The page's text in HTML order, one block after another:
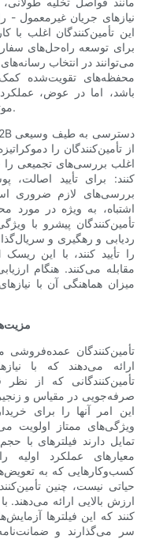
نیازهای جریان غیرمعمول -
این تأمین‌کنندگان اغلب با
می‌توانند در انتخاب
محفظه‌های تقویت‌شده کمک
باشد، اما در عوض،
موتور در کاربردهای دشوار جلوگیری می‌کند.
از تأمین‌کنندگان را
اغلب بررسی‌های تجمیعی را
کنند: برای تأیید
بررسی‌های لازم ضروری
اشتباه، به ویژه در مورد
تأمین‌کنندگان پیشرو با
ردیابی و رهگیری و
مقابله می‌کنند. هنگام
میزان هماهنگی آن با
تأمین‌کنندگان عمده‌فروشی
ارائه می‌دهند که با
تأمین‌کنندگانی که از
صرفه‌جویی در مقیاس و
این امر آنها را برای
ویژگی‌های ممتاز اولویت
تمایل دارند فیلترهای با
معیارهای عملکرد اولیه
کسب‌وکارهایی که به
ارزش بالایی ارائه می‌دهند.
کنند که این فیلترها
سر می‌گذارند و